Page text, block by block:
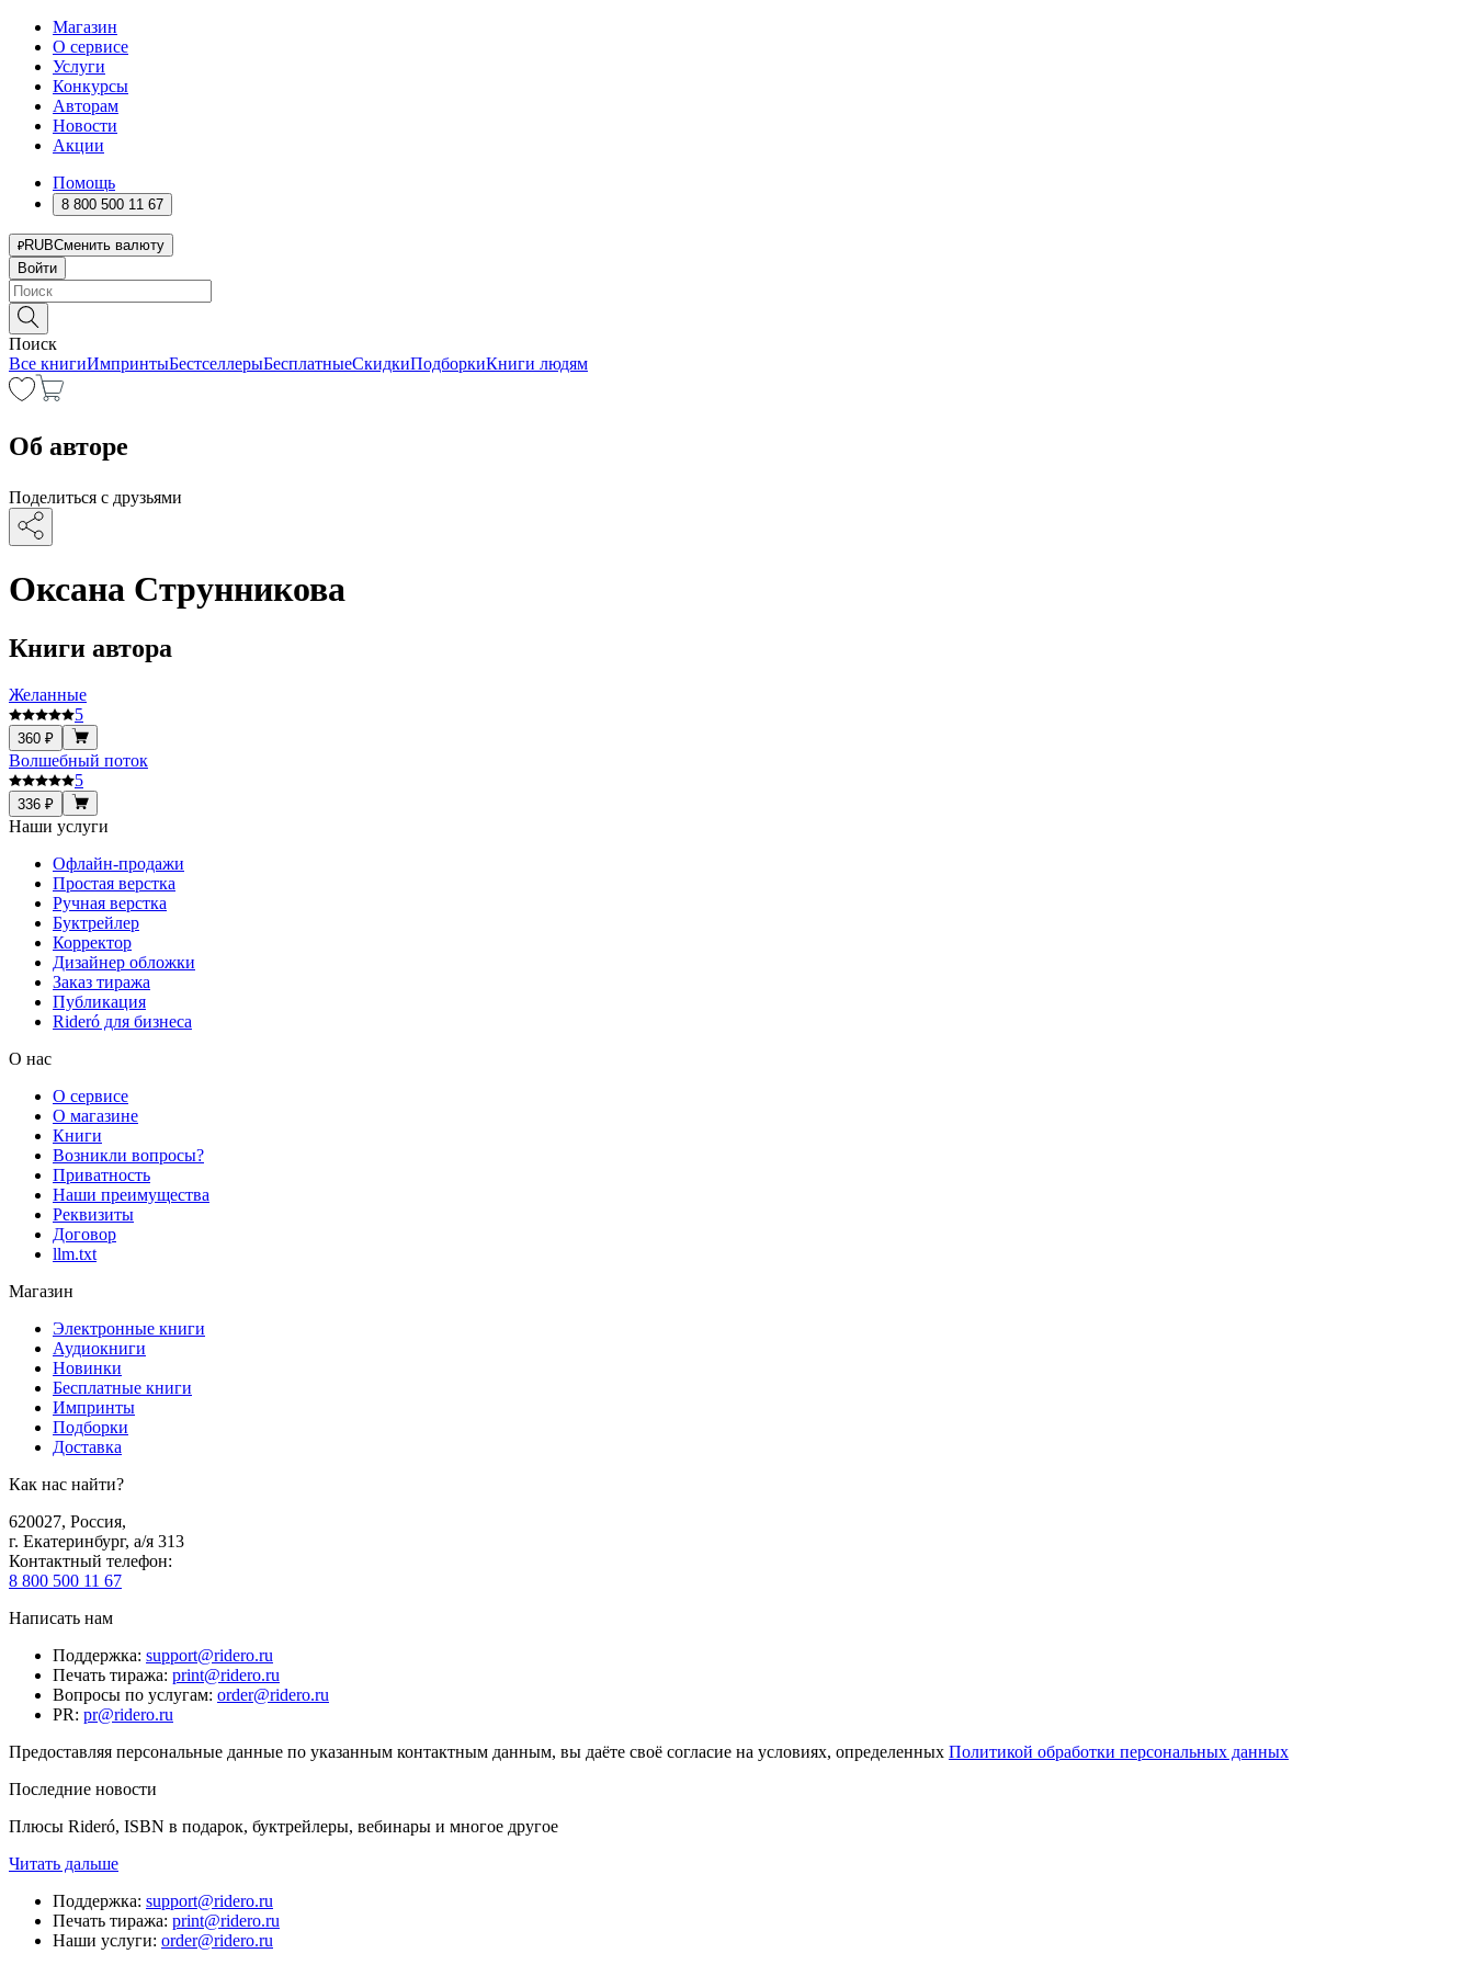
Магазин
О сервисе
Услуги
Конкурсы
Авторам
Новости
Акции
Помощь
8 800 500 11 67
RUBСменить валюту
Войти
Поиск
Все книгиИмпринтыБестселлерыБесплатныеСкидкиПодборкиКниги людям
Об авторе
Поделиться с друзьями
Оксана Струнникова
Книги автора
Желанные
5
360 ₽
Волшебный поток
5
336 ₽
Наши услуги
Офлайн-продажи
Простая верстка
Ручная верстка
Буктрейлер
Корректор
Дизайнер обложки
Заказ тиража
Публикация
Rideró для бизнеса
О нас
О сервисе
О магазине
Книги
Возникли вопросы?
Приватность
Наши преимущества
Реквизиты
Договор
llm.txt
Магазин
Электронные книги
Аудиокниги
Новинки
Бесплатные книги
Импринты
Подборки
Доставка
Как нас найти?
620027, Россия,
г. Екатеринбург, а/я 313
Контактный телефон:
8 800 500 11 67
Написать нам
Поддержка: support@ridero.ru
Печать тиража: print@ridero.ru
Вопросы по услугам: order@ridero.ru
PR: pr@ridero.ru
Предоставляя персональные данные по указанным контактным данным, вы даёте своё согласие на условиях, определенных Политикой обработки персональных данных
Последние новости
Плюсы Rideró, ISBN в подарок, буктрейлеры, вебинары и многое другое
Читать дальше
Поддержка: support@ridero.ru
Печать тиража: print@ridero.ru
Наши услуги: order@ridero.ru